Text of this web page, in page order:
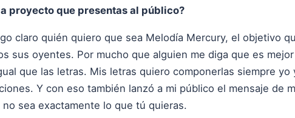
proyecto que presentas al público?
claro quién quiero que sea Melodía Mercury, el objetivo
sus oyentes. Por mucho que alguien me diga que es
que las letras. Mis letras quiero componerlas siempre
Y con eso también lanzó a mi público el mensaje de
no sea exactamente lo que tú quieras.